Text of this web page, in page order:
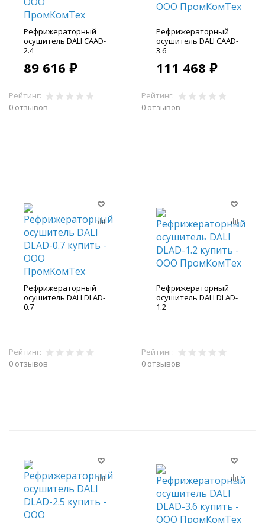
Рефрижераторный
осушитель DALI CAAD-
2.4
89 616 ₽
Рейтинг:
0 отзывов
Рефрижераторный
осушитель DALI CAAD-
3.6
111 468 ₽
Рейтинг:
0 отзывов
Рефрижераторный
осушитель DALI DLAD-
0.7
Рейтинг:
0 отзывов
Рефрижераторный
осушитель DALI DLAD-
1.2
Рейтинг:
0 отзывов